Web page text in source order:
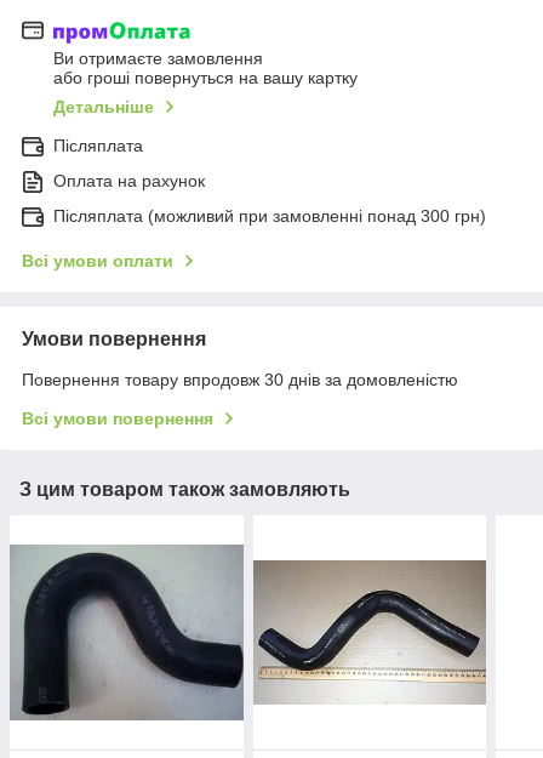
Ви отримаєте замовлення
або гроші повернуться на вашу картку
Детальніше
Післяплата
Оплата на рахунок
Післяплата (можливий при замовленні понад 300 грн)
Всі умови оплати
Умови повернення
Повернення товару впродовж 30 днів за домовленістю
Всі умови повернення
З цим товаром також замовляють